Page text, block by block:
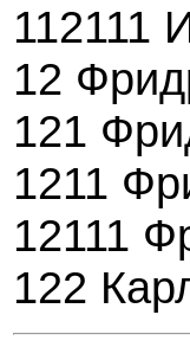
112111
12
121
1211
12111
122